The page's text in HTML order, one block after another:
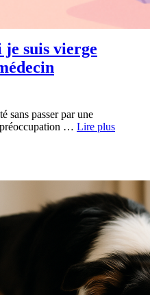
je suis vierge
sans passer par une
… Lire plus